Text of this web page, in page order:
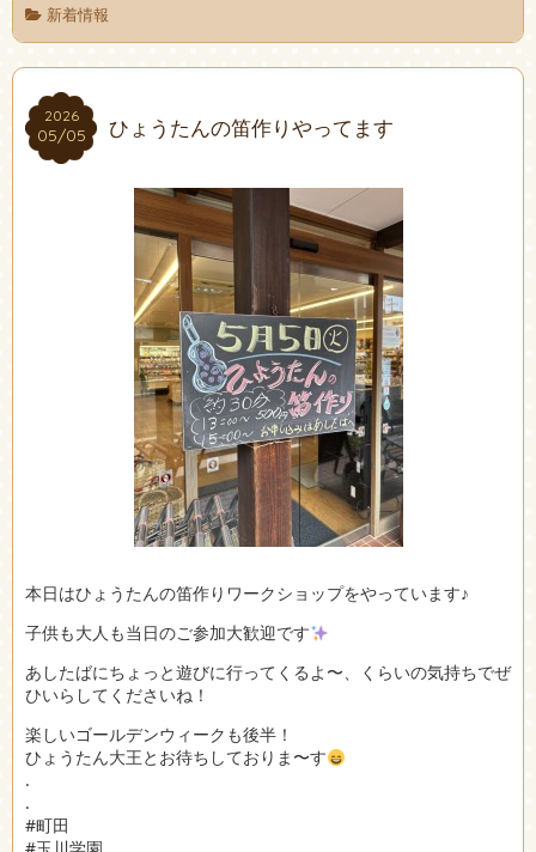
新着情報
2026
05/05
2026
05/05 ひょうたんの笛作りやってます
本日はひょうたんの笛作りワークショップをやっています♪
子供も大人も当日のご参加大歓迎です
あしたばにちょっと遊びに行ってくるよ〜、くらいの気持ちでぜ
ひいらしてくださいね！
楽しいゴールデンウィークも後半！
ひょうたん大王とお待ちしておりま〜す
.
.
#町田